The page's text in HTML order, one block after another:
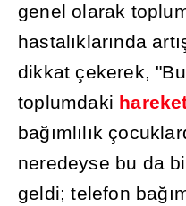
genel olarak
hastalıklarında art
dikkat çekerek,
toplumdaki
bağımlılık
neredeyse bu da
geldi; telefon bağı